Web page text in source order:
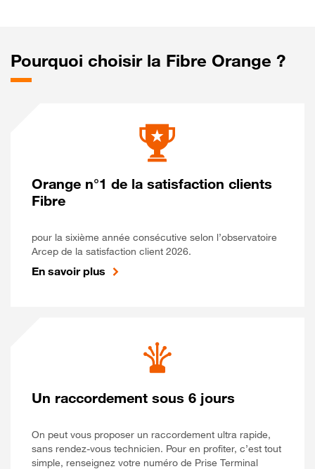
Pourquoi choisir la Fibre Orange ?
Orange n°1 de la satisfaction clients
Fibre
pour la sixième année consécutive selon l’observatoire
Arcep de la satisfaction client 2026.
En savoir plus
Un raccordement sous 6 jours
On peut vous proposer un raccordement ultra rapide,
sans rendez-vous technicien. Pour en profiter, c’est tout
simple, renseignez votre numéro de Prise Terminal